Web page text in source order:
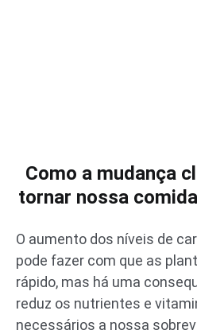
Como a mudança
tornar nossa
O aumento dos níveis de
pode fazer com que as
rápido, mas há uma
reduz os nutrientes e
necessários a nossa